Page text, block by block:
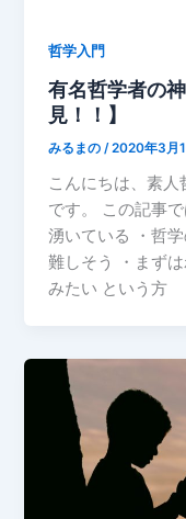
哲学入門
有名哲学者の
見！！】
みるまの /2020年3月
こんにちは、素人
です。 この記事
湧いている ・哲
難しそう ・まず
みたい という方